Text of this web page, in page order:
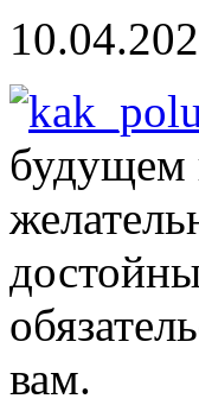
будущем
вам.